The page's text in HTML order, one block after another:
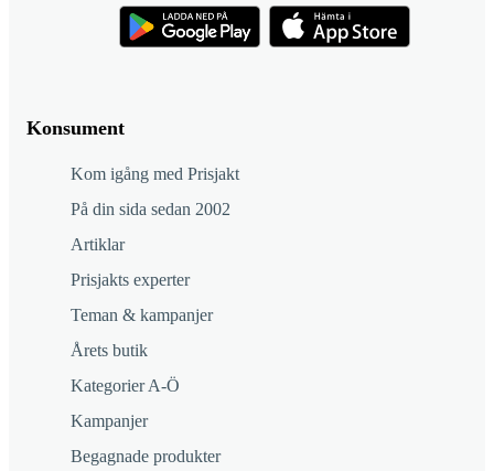
Konsument
Kom igång med Prisjakt
På din sida sedan 2002
Artiklar
Prisjakts experter
Teman & kampanjer
Årets butik
Kategorier A-Ö
Kampanjer
Begagnade produkter